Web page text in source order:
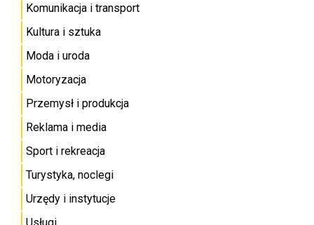
Komunikacja i transport
Kultura i sztuka
Moda i uroda
Motoryzacja
Przemysł i produkcja
Reklama i media
Sport i rekreacja
Turystyka, noclegi
Urzędy i instytucje
Usługi